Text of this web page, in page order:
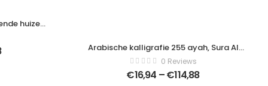
huizen
in het
van de
–
Arabische kalligrafie 255 ayah, Sura Al
Bakara (Al-Kursi) betekent “Throne of
Allah” – Moderne schilderijen – Verticaal
– 779344813
0 Reviews
€16,94 –€114,88